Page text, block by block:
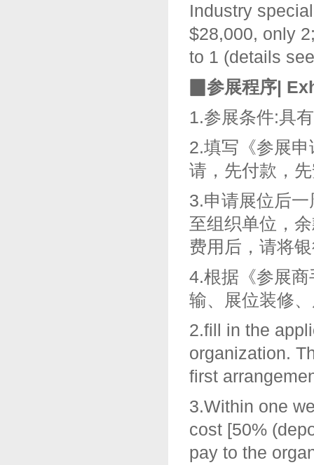
Industry
$28,000, only
to 1 (details
▉参展程序|
1.参展条件:具
2.填写《参展
请，先付款，
3.申请展位后
至组织单位，
费用后，请将
4.根据《参展
输、展位装修
2.fill in the
organization.
first
3.Within one
cost [50%
pay to the